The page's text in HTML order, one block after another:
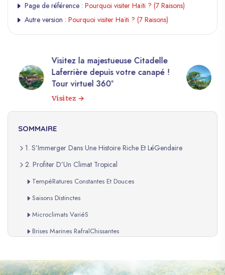
Page de référence : Pourquoi visiter Haïti ? (7 Raisons)
Autre version : Pourquoi visiter Haïti ? (7 Raisons)
Découvrez Haïti à travers une
galerie d’images authentiques.
Voir la galerie
SOMMAIRE
1. S’Immerger Dans Une Histoire Riche Et LéGendaire
2. Profiter D’Un Climat Tropical
TempéRatures Constantes Et Douces
Saisons Distinctes
Microclimats VariéS
Brises Marines RafraîChissantes
PréCautions Et Conseils